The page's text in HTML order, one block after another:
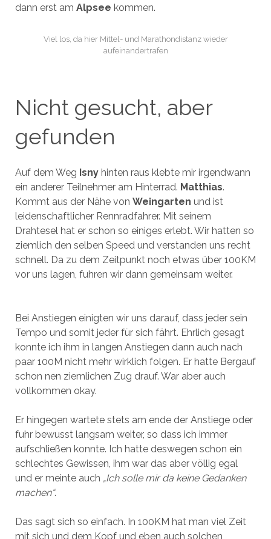
dann erst am Alpsee kommen.
Viel los, da hier Mittel- und Marathondistanz wieder
aufeinandertrafen
Nicht gesucht, aber
gefunden
Auf dem Weg Isnyhinten raus klebte mir irgendwann
ein anderer Teilnehmer am Hinterrad. Matthias.
Kommt aus der Nähe von Weingarten und ist
leidenschaftlicher Rennradfahrer. Mit seinem
Drahtesel hat er schon so einiges erlebt. Wir hatten so
ziemlich den selben Speed und verstanden uns recht
schnell. Da zu dem Zeitpunkt noch etwas über 100KM
vor uns lagen, fuhren wir dann gemeinsam weiter.
Bei Anstiegen einigten wir uns darauf, dass jeder sein
Tempo und somit jeder für sich fährt. Ehrlich gesagt
konnte ich ihm in langen Anstiegen dann auch nach
paar 100M nicht mehr wirklich folgen. Er hatte Bergauf
schon nen ziemlichen Zug drauf. War aber auch
vollkommen okay.
Er hingegen wartete stets am ende der Anstiege oder
fuhr bewusst langsam weiter, so dass ich immer
aufschließen konnte. Ich hatte deswegen schon ein
schlechtes Gewissen, ihm war das aber völlig egal
und er meinte auch „Ich solle mir da keine Gedanken
machen“.
Das sagt sich so einfach. In 100KM hat man viel Zeit
mit sich und dem Kopf und eben auch solchen